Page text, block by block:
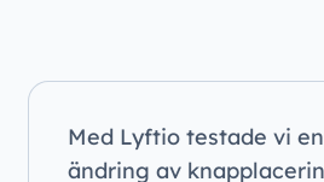
Med Lyftio testade vi
ändring av